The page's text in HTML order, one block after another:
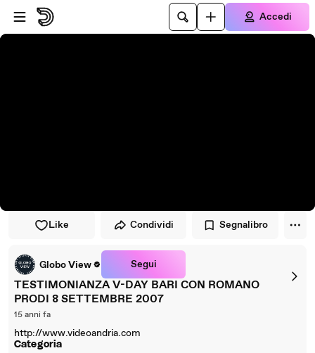
Vai al lettore
Passa al contenuto principale
Accedi
Like Condividi Segnalibro
Globo View Segui
TESTIMONIANZA V-DAY BARI CON ROMANO
PRODI 8 SETTEMBRE 2007
15 anni fa
http://www.videoandria.com
Categoria